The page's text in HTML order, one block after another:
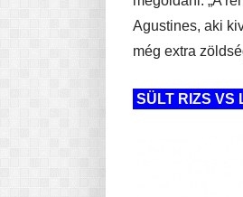
Agustines, aki
még extra
SÜLT RIZS VS